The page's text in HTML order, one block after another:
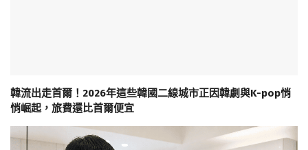
韓流出走首爾！2026年這些韓國二線城市正因韓劇與K-pop悄
悄崛起，旅費還比首爾便宜